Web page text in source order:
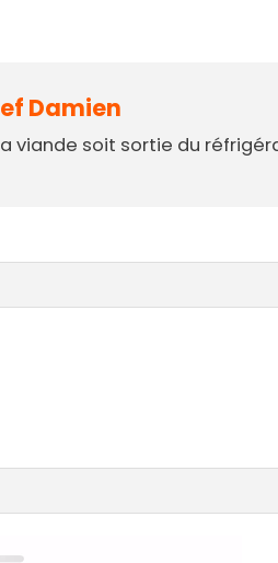
Damien
viande soit sortie du